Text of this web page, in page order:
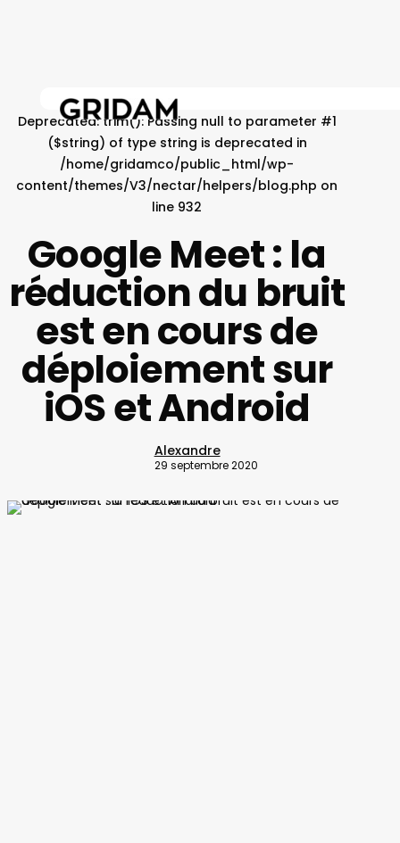
Deprecated: trim(): Passing null to parameter #1
($string) of type string is deprecated in
/home/gridamco/public_html/wp-
content/themes/V3/nectar/helpers/blog.php on
line 932
Google Meet : la
réduction du bruit
est en cours de
déploiement sur
iOS et Android
Alexandre
29 septembre 2020